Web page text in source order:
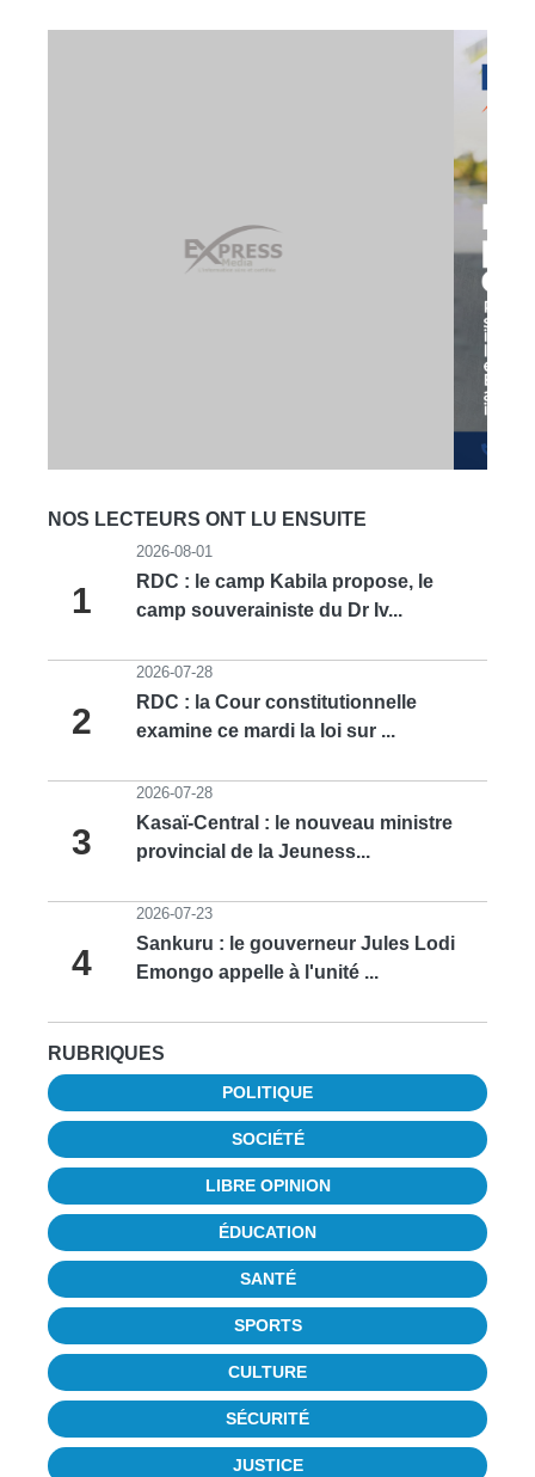
NOS LECTEURS ONT LU ENSUITE
1
2026-08-01
RDC : le camp Kabila propose, le
camp souverainiste du Dr Iv...
2
2026-07-28
RDC : la Cour constitutionnelle
examine ce mardi la loi sur ...
3
2026-07-28
Kasaï-Central : le nouveau ministre
provincial de la Jeuness...
4
2026-07-23
Sankuru : le gouverneur Jules Lodi
Emongo appelle à l'unité ...
RUBRIQUES
POLITIQUE
SOCIÉTÉ
LIBRE OPINION
ÉDUCATION
SANTÉ
SPORTS
CULTURE
SÉCURITÉ
JUSTICE